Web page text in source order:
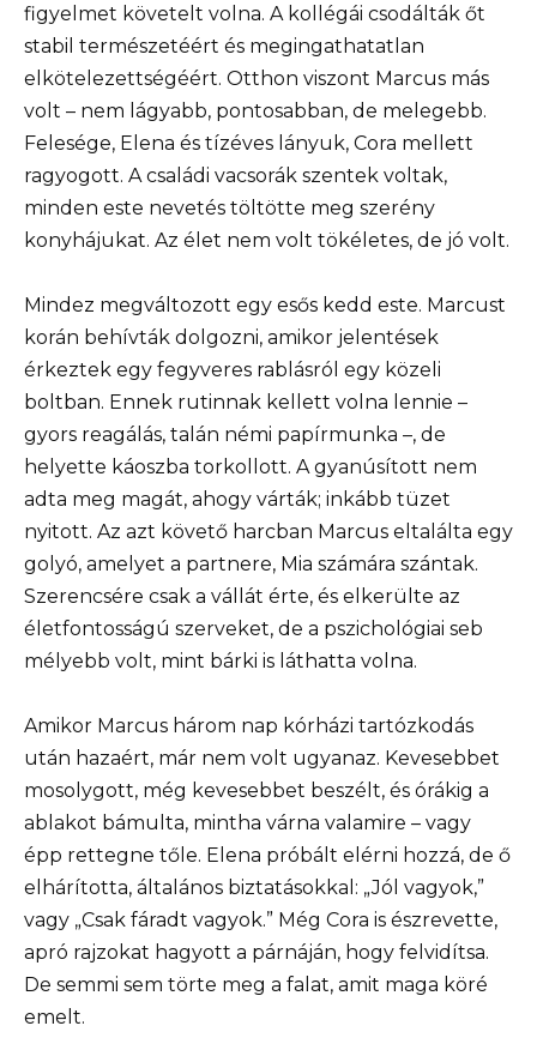
figyelmet követelt volna. A kollégái csodálták őt
stabil természetéért és megingathatatlan
elkötelezettségéért. Otthon viszont Marcus más
volt – nem lágyabb, pontosabban, de melegebb.
Felesége, Elena és tízéves lányuk, Cora mellett
ragyogott. A családi vacsorák szentek voltak,
minden este nevetés töltötte meg szerény
konyhájukat. Az élet nem volt tökéletes, de jó volt.
Mindez megváltozott egy esős kedd este. Marcust
korán behívták dolgozni, amikor jelentések
érkeztek egy fegyveres rablásról egy közeli
boltban. Ennek rutinnak kellett volna lennie –
gyors reagálás, talán némi papírmunka –, de
helyette káoszba torkollott. A gyanúsított nem
adta meg magát, ahogy várták; inkább tüzet
nyitott. Az azt követő harcban Marcus eltalálta egy
golyó, amelyet a partnere, Mia számára szántak.
Szerencsére csak a vállát érte, és elkerülte az
életfontosságú szerveket, de a pszichológiai seb
mélyebb volt, mint bárki is láthatta volna.
Amikor Marcus három nap kórházi tartózkodás
után hazaért, már nem volt ugyanaz. Kevesebbet
mosolygott, még kevesebbet beszélt, és órákig a
ablakot bámulta, mintha várna valamire – vagy
épp rettegne tőle. Elena próbált elérni hozzá, de ő
elhárította, általános biztatásokkal: „Jól vagyok,”
vagy „Csak fáradt vagyok.” Még Cora is észrevette,
apró rajzokat hagyott a párnáján, hogy felvidítsa.
De semmi sem törte meg a falat, amit maga köré
emelt.